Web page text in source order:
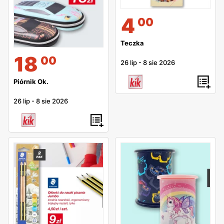
kolejnego poniedziałku.
Gdzie znaleźć sklep KIK?
Jest to bardzo proste, sklepy
mieście w Polsce, ich ilość zaś systematycznie przybywa.
Sklepy KIKa często są w galeriach handlowych, ale nie jest
to regułą. Zarówno adresy sklepów, jak i KIK godziny
pamiętać, że nawet jeśli sklepu stacjonarnego nie ma w
twoim mieście, możesz łatwo dokonać zakupu na stronie
internetowej KIKa. KIK pozwala na wiele możliwości
dostawy, jak i płatność kartą online. W sklepie
internetowym również obowiązuje ulotka KIKa.
Fajnym rozwiązaniem jest to, że sklepy KIKa podzielone są
na tematyczne działy, tzn. ubrania są w dedykowanym dla
18 00
Piórnik Ok.
26 lip -8 sie 2026
4 00
Teczka
26 lip -8 sie 2026